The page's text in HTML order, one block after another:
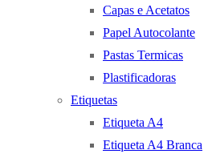
Capas e Acetatos
Papel Autocolante
Pastas Termicas
Plastificadoras
Etiquetas
Etiqueta A4
Etiqueta A4 Branca